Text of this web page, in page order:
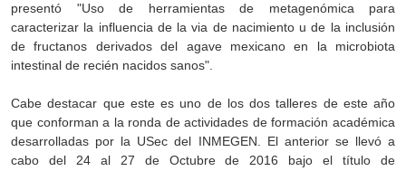
presentó "Uso de herramientas de metagenómica para
caracterizar la influencia de la via de nacimiento u de la inclusión
de fructanos derivados del agave mexicano en la microbiota
intestinal de recién nacidos sanos".
Cabe destacar que este es uno de los dos talleres de este año
que conforman a la ronda de actividades de formación académica
desarrolladas por la USec del INMEGEN. El anterior se llevó a
cabo del 24 al 27 de Octubre de 2016 bajo el título de